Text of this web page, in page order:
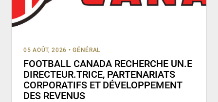
05 AOÛT, 2026 • GÉNÉRAL
FOOTBALL CANADA RECHERCHE UN.E
DIRECTEUR.TRICE, PARTENARIATS
CORPORATIFS ET DÉVELOPPEMENT
DES REVENUS